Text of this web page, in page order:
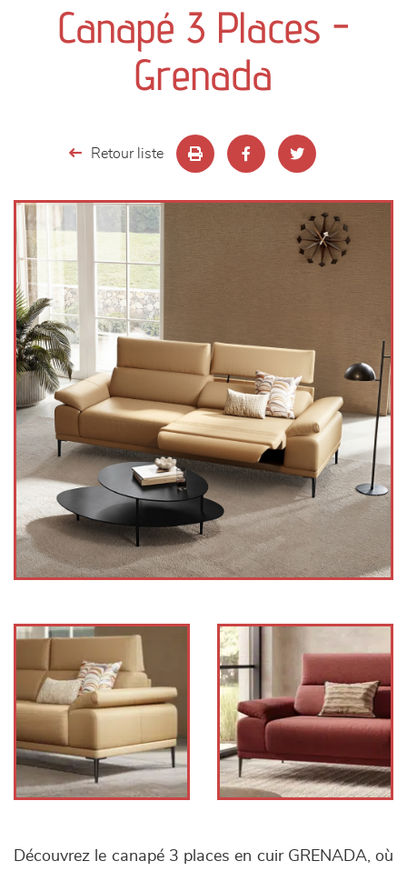
séjours
meubles de complément
décoration
Canapé 3 Places -
Grenada
Retour liste
Découvrez le canapé 3 places en cuir GRENADA, où